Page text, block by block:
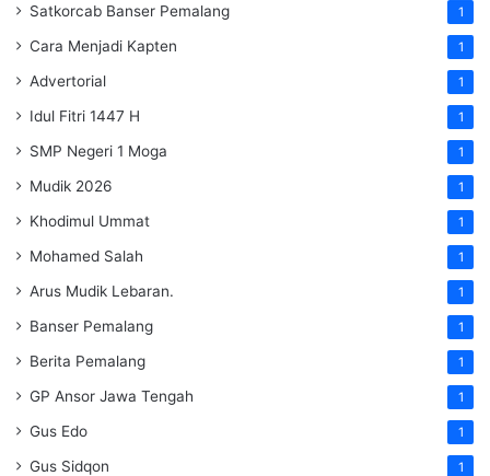
Satkorcab Banser Pemalang 1
Cara Menjadi Kapten 1
Advertorial 1
Idul Fitri 1447 H 1
SMP Negeri 1 Moga 1
Mudik 2026 1
Khodimul Ummat 1
Mohamed Salah 1
Arus Mudik Lebaran. 1
Banser Pemalang 1
Berita Pemalang 1
GP Ansor Jawa Tengah 1
Gus Edo 1
Gus Sidqon 1